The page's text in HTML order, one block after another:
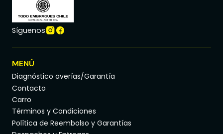
Síguenos
MENÚ
Diagnóstico averías/Garantía
Contacto
Carro
Términos y Condiciones
Política de Reembolso y Garantías